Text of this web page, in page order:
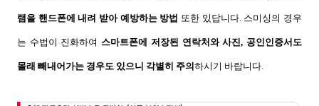
램을 핸드폰에 내려 받아 예방하는 방법 또한 있답니다. 스미싱의 경우
는 수법이 진화하여 스마트폰에 저장된 연락처와 사진, 공인인증서도
몰래 빼내어가는 경우도 있으니 각별히 주의 하시기 바랍니다.